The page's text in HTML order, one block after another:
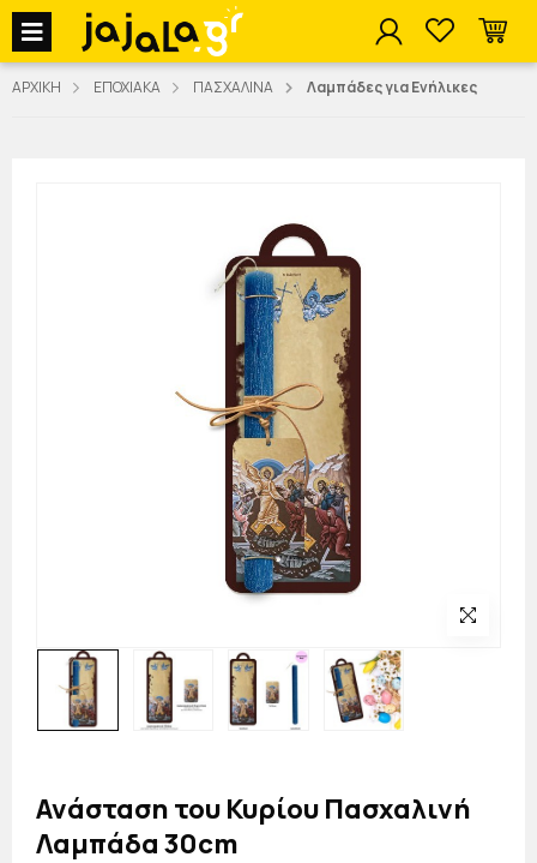
jajala Menu
ΑΡΧΙΚΗ ΕΠΟΧΙΑΚΑ ΠΑΣΧΑΛΙΝΑ Λαμπάδες για Ενήλικες
Ανάσταση του Κυρίου Πασχαλινή
Λαμπάδα 30cm